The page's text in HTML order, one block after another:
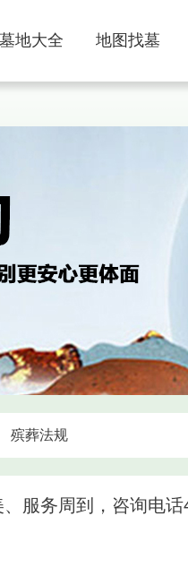
墓地大全 地图找墓
殡葬法规
服务周到，咨询电话